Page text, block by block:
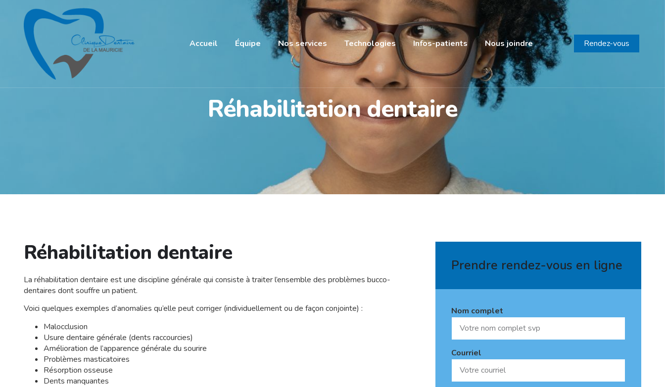
Accueil Équipe Nos services Technologies Infos-patients Nous joindre Rendez-vous
Réhabilitation dentaire
Réhabilitation dentaire
La réhabilitation dentaire est une discipline générale qui consiste à traiter l’ensemble des problèmes bucco-
dentaires dont souffre un patient.
Voici quelques exemples d’anomalies qu’elle peut corriger (individuellement ou de façon conjointe) :
Malocclusion
Usure dentaire générale (dents raccourcies)
Amélioration de l’apparence générale du sourire
Problèmes masticatoires
Résorption osseuse
Dents manquantes
Prendre rendez-vous en ligne
Nom complet
Courriel